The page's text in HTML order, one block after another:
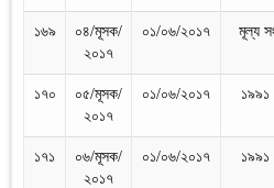
১৬৯
০৪/মূসক/
২০১৭
০১/০৬/২০১৭
মূল্য
১৭০
০৫/মূসক/
২০১৭
০১/০৬/২০১৭
১৯৯১
১৭১
০৬/মূসক/
২০১৭
০১/০৬/২০১৭
১৯৯১